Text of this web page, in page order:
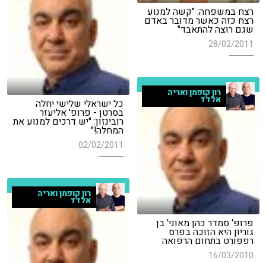
רצח במשפחה: "קשה למנוע
רצח כזה כאשר מדובר באדם
שגם רוצה להתאבד"
28/02/2011
כל ישראלי שלישי יחלה
בסרטן - פרופ' אליעזר
רובינזון: "יש דרכים למנוע את
המחלה!"
02/02/2011
רון קופמן ואריה
אלדד
פרופ' סמדר כהן מאוני' בן
גוריון היא הזוכה בפרס
רפפורט בתחום הרפואה
16/03/2010
רון קופמן ואריה
אלדד